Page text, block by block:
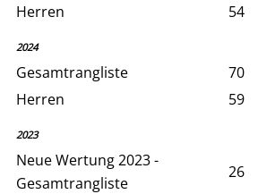
Herren
54
2024
Gesamtrangliste 70
Herren
59
2023
Neue Wertung 2023 -
Gesamtrangliste
26